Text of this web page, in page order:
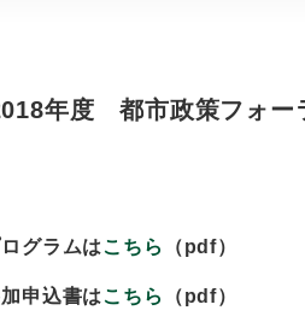
年度 都市政策フォー
グラムはこちら （pdf）
申込書はこちら （pdf）